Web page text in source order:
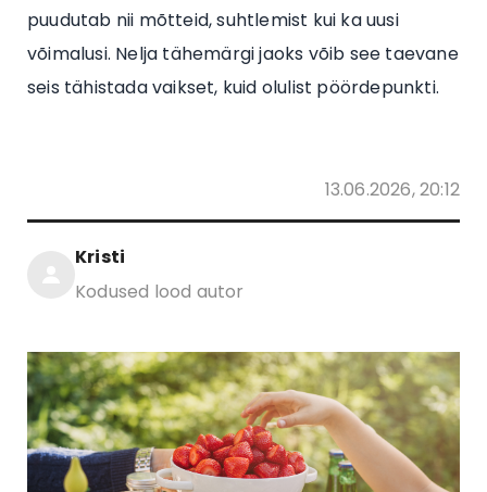
puudutab nii mõtteid, suhtlemist kui ka uusi
võimalusi. Nelja tähemärgi jaoks võib see taevane
seis tähistada vaikset, kuid olulist pöördepunkti.
13.06.2026, 20:12
Kristi
Kodused lood autor